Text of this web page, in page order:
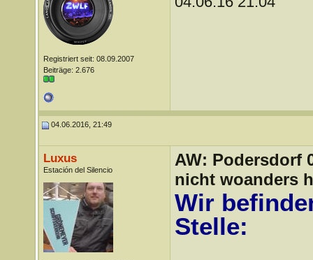
Registriert seit: 08.09.2007
Beiträge: 2.676
04.06.2016, 21:49
Luxus
Estación del Silencio
AW: Podersdorf
nicht woanders
Wir
Stelle: